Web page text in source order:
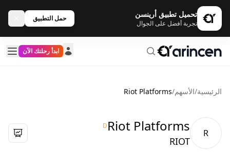
تحميل تطبيق أرينسن
تجربة أفضل على الجوال
حمل التطبيق
ابدأ رحلتك الآن
الرئيسية/الأسهم/
Riot Platforms
R
Riot Platforms
D
RIOT